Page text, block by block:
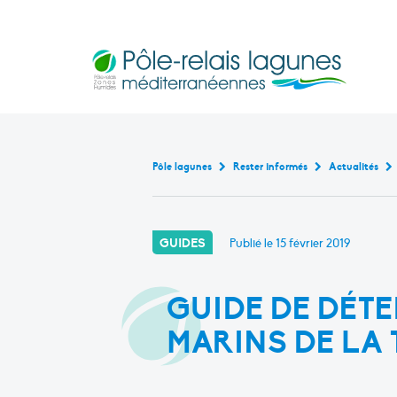
Pôle lagunes Rester informés Actualités
GUIDES Publié le15 février 2019
GUIDE DE
MARINS DE LA